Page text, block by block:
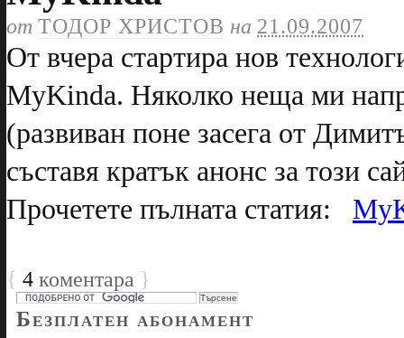
от ТОДОР ХРИСТОВ на 21.09.2007
От вчера стартира нов
MyKinda. Няколко неща ми
(развиван поне засега от
съставя кратък анонс за този
Прочетете пълната статия:
{ 4 коментара }
Безплатен абонамент